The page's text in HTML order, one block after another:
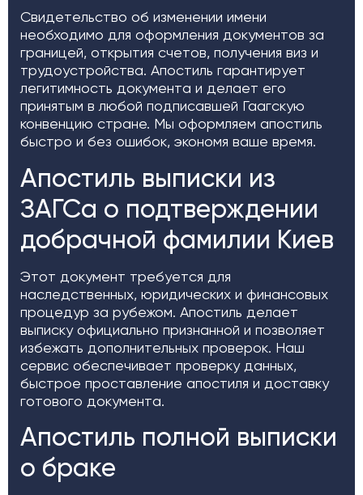
Свидетельство об изменении имени
необходимо для оформления документов за
границей, открытия счетов, получения виз и
трудоустройства. Апостиль гарантирует
легитимность документа и делает его
принятым в любой подписавшей Гаагскую
конвенцию стране. Мы оформляем апостиль
быстро и без ошибок, экономя ваше время.
Апостиль выписки из
ЗАГСа о подтверждении
добрачной фамилии Киев
Этот документ требуется для
наследственных, юридических и финансовых
процедур за рубежом. Апостиль делает
выписку официально признанной и позволяет
избежать дополнительных проверок. Наш
сервис обеспечивает проверку данных,
быстрое проставление апостиля и доставку
готового документа.
Апостиль полной выписки
о браке